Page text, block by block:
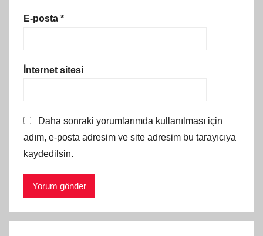
E-posta *
İnternet sitesi
Daha sonraki yorumlarımda kullanılması için
adım, e-posta adresim ve site adresim bu tarayıcıya
kaydedilsin.